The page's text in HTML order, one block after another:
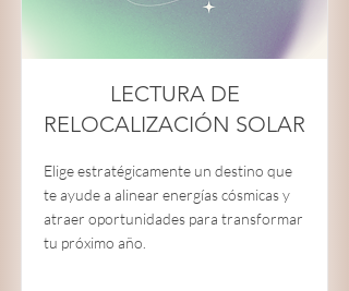
LECTURA DE
RELOCALIZACIÓN SOLAR
Elige estratégicamente un destino que
te ayude a alinear energías cósmicas y
atraer oportunidades para transformar
tu próximo año.